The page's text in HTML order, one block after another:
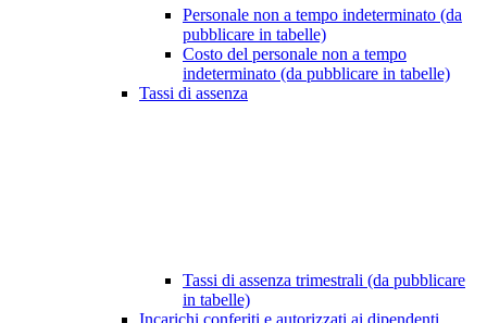
Personale non a tempo indeterminato (da
pubblicare in tabelle)
Costo del personale non a tempo
indeterminato (da pubblicare in tabelle)
Tassi di assenza
Tassi di assenza trimestrali (da pubblicare
in tabelle)